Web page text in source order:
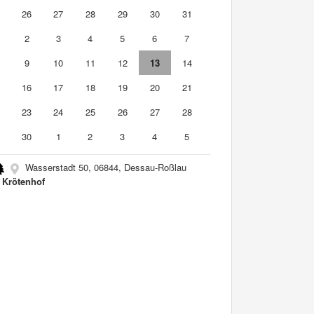
26 27 28 29 30
31
2 3 4 5 6
7
9 10 11 12 13
14
16 17 18 19 20
21
23 24 25 26 27
28
30 1 2 3 4 5
Wasserstadt 50, 06844, Dessau-Roßlau